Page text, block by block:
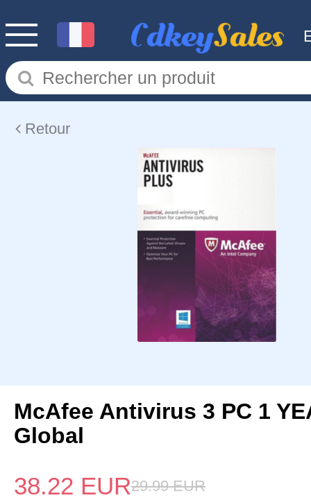
Retour
McAfee Antivirus 3 PC 1
Global
38.22 EUR29.99 EUR